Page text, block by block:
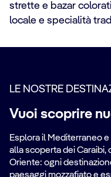
strette e bazar
locale e specialità
LE NOSTRE
Vuoi scoprire
Esplora il Mediterraneo
alla scoperta dei Caraibi,
Oriente: ogni